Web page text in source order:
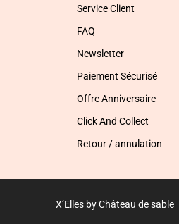
Service Client
FAQ
Newsletter
Paiement Sécurisé
Offre Anniversaire
Click And Collect
Retour / annulation
X’Elles by Château de sable